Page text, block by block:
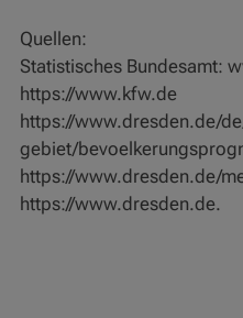
Quellen:
Statistisches Bundesamt:
https://www.kfw.de
https://www.dresden.de/
gebiet/
https://www.dresden.de/
https://www.dresden.de.